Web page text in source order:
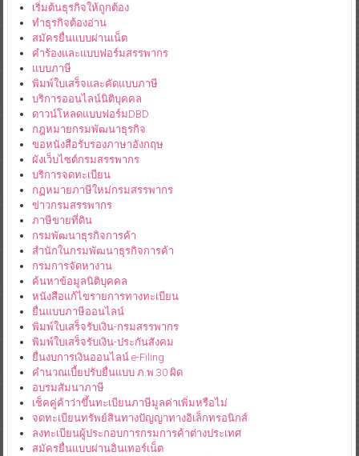
เริ่มต้นธุรกิจให้ถูกต้อง
ทำธุรกิจต้องอ่าน
สมัครยื่นแบบผ่านเน็ต
คำร้องและแบบฟอร์มสรรพากร
แบบภาษี
พิมพ์ใบเสร็จและคัดแบบภาษี
บริการออนไลน์นิติบุคคล
ดาวน์โหลดแบบฟอร์มDBD
กฎหมายกรมพัฒนาธุรกิจ
ขอหนังสือรับรองภาษาอังกฤษ
ผังเว็บไซต์กรมสรรพากร
บริการจดทะเบียน
กฏหมายภาษีใหม่กรมสรรพากร
ข่าวกรมสรรพากร
ภาษีขายที่ดิน
กรมพัฒนาธุรกิจการค้า
สำนักในกรมพัฒนาธุรกิจการค้า
กรมการจัดหางาน
ค้นหาข้อมูลนิติบุคคล
หนังสือแก้ไขรายการทางทะเบียน
ยื่นแบบภาษีออนไลน์
พิมพ์ใบเสร็จรับเงิน-กรมสรรพากร
พิมพ์ใบเสร็จรับเงิน-ประกันสังคม
ยื่นงบการเงินออนไลน์ e-Filing
คำนวณเบี้ยปรับยื่นแบบ ภ.พ.30 ผิด
อบรมสัมนาภาษี
เช็คคู่ค้าว่าขึ้นทะเบียนภาษีมูลค่าเพิ่มหรือไม่
จดทะเบียนทรัพย์สินทางปัญญาทางอิเล็กทรอนิกส์
ลงทะเบียนผู้ประกอบการกรมการค้าต่างประเทศ
สมัครยื่นแบบผ่านอินเทอร์เน็ต